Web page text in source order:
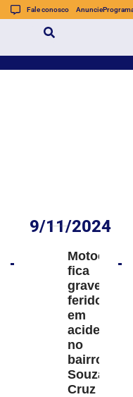
Fale conosco Anuncie
9/11/2024
fica
ferido
em
acidente
no
bairro
Souza
Cruz